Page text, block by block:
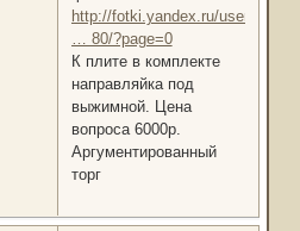
http://fotki.yandex.ru/users/
… 80/?page=0
К плите в комплекте
направляйка под
выжимной. Цена
вопроса 6000р.
Аргументированный
торг